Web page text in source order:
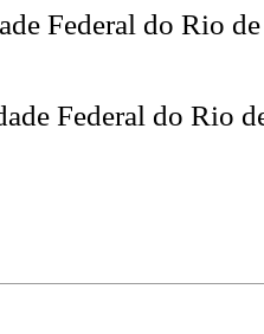
Federal do Rio
Federal do Rio